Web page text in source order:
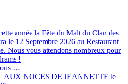
année la Fête du Malt du Clan des
le 12 Septembre 2026 au Restaurant
Nous vous attendons nombreux pour
!
…
AUX NOCES DE JEANNETTE le